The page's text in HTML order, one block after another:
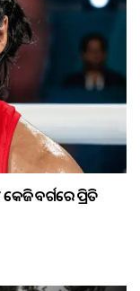
କେଜି ବର୍ଗରେ ପ୍ରିତି